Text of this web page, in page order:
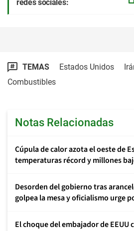
redes sociales:
TEMAS Estados Unidos
Combustibles
Notas Relacionadas
Cúpula de calor azota el oeste de
temperaturas récord y millones
Desorden del gobierno tras
golpea la mesa y oficialismo urge
El choque del embajador de EEUU